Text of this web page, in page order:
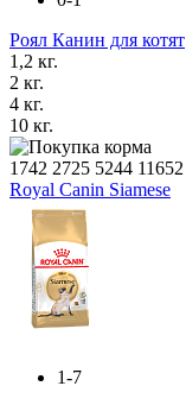
Роял Канин для котят
1,2 кг.
2 кг.
4 кг.
10 кг.
1742 2725 5244 11652
Royal Canin Siamese
1-7